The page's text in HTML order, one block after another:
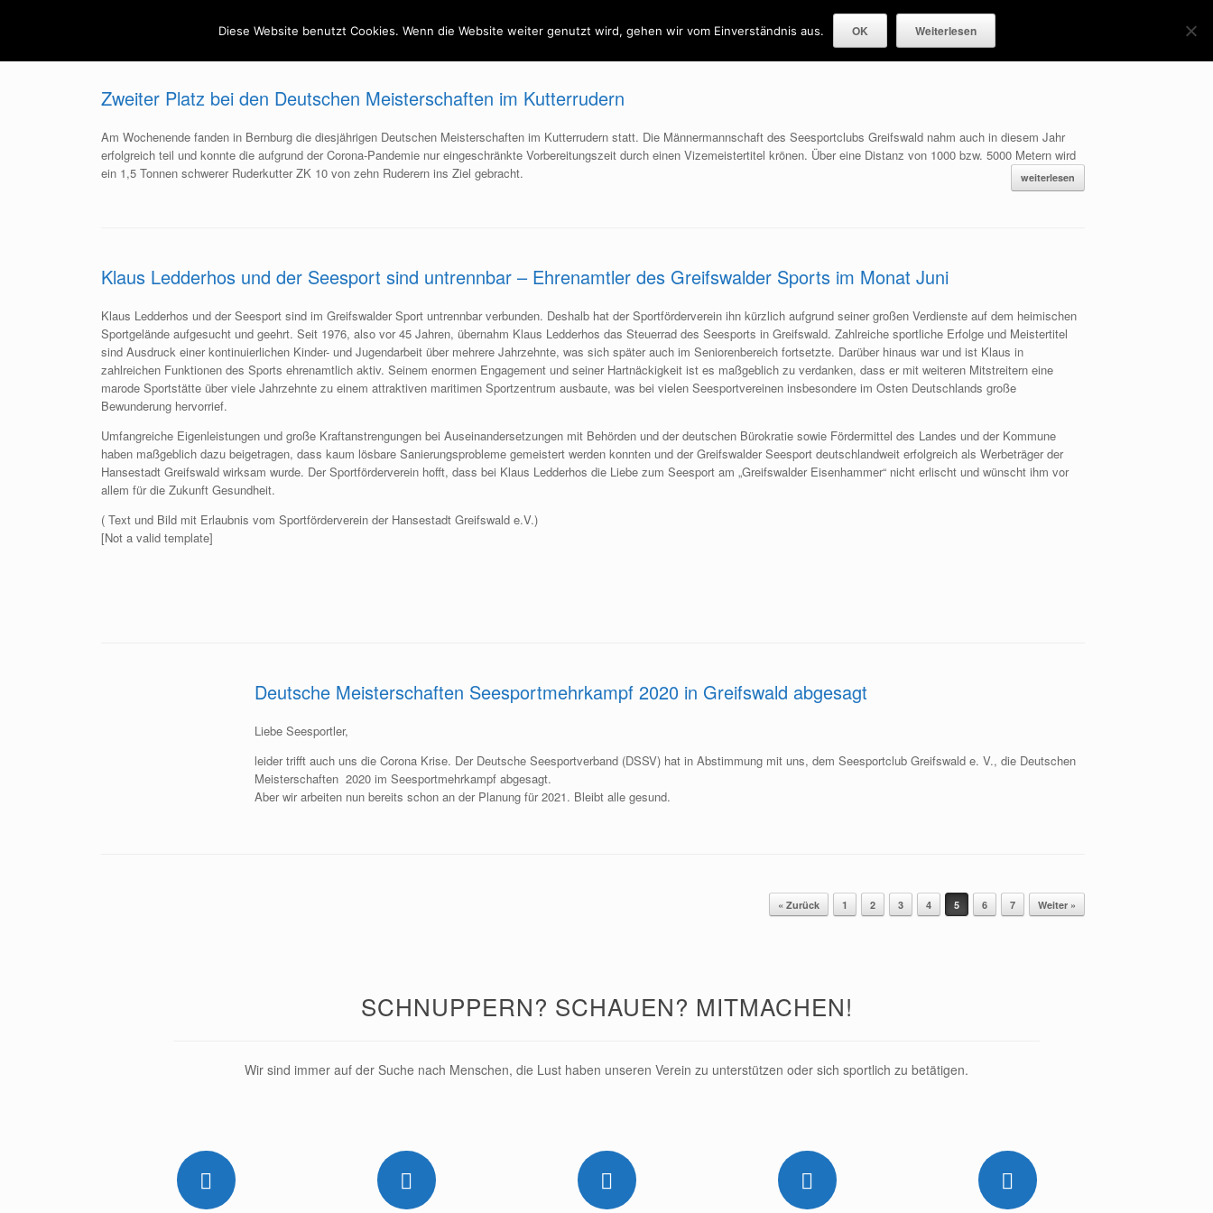
Projekte Kontakt
Zweiter Platz bei den Deutschen Meisterschaften im Kutterrudern
Am Wochenende fanden in Bernburg die diesjährigen Deutschen Meisterschaften im Kutterrudern statt. Die Männermannschaft des Seesportclubs Greifswald nahm auch in diesem Jahr
erfolgreich teil und konnte die aufgrund der Corona-Pandemie nur eingeschränkte Vorbereitungszeit durch einen Vizemeistertitel krönen. Über eine Distanz von 1000 bzw. 5000 Metern wird
ein 1,5 Tonnen schwerer Ruderkutter ZK 10 von zehn Ruderern ins Ziel gebracht.
weiterlesen
Klaus Ledderhos und der Seesport sind untrennbar – Ehrenamtler des Greifswalder Sports im Monat Juni
Klaus Ledderhos und der Seesport sind im Greifswalder Sport untrennbar verbunden. Deshalb hat der Sportförderverein ihn kürzlich aufgrund seiner großen Verdienste auf dem heimischen
Sportgelände aufgesucht und geehrt. Seit 1976, also vor 45 Jahren, übernahm Klaus Ledderhos das Steuerrad des Seesports in Greifswald. Zahlreiche sportliche Erfolge und Meistertitel
sind Ausdruck einer kontinuierlichen Kinder- und Jugendarbeit über mehrere Jahrzehnte, was sich später auch im Seniorenbereich fortsetzte. Darüber hinaus war und ist Klaus in
zahlreichen Funktionen des Sports ehrenamtlich aktiv. Seinem enormen Engagement und seiner Hartnäckigkeit ist es maßgeblich zu verdanken, dass er mit weiteren Mitstreitern eine
marode Sportstätte über viele Jahrzehnte zu einem attraktiven maritimen Sportzentrum ausbaute, was bei vielen Seesportvereinen insbesondere im Osten Deutschlands große
Bewunderung hervorrief.
Umfangreiche Eigenleistungen und große Kraftanstrengungen bei Auseinandersetzungen mit Behörden und der deutschen Bürokratie sowie Fördermittel des Landes und der Kommune
haben maßgeblich dazu beigetragen, dass kaum lösbare Sanierungsprobleme gemeistert werden konnten und der Greifswalder Seesport deutschlandweit erfolgreich als Werbeträger der
Hansestadt Greifswald wirksam wurde. Der Sportförderverein hofft, dass bei Klaus Ledderhos die Liebe zum Seesport am „Greifswalder Eisenhammer“ nicht erlischt und wünscht ihm vor
allem für die Zukunft Gesundheit.
( Text und Bild mit Erlaubnis vom Sportförderverein der Hansestadt Greifswald e.V.)
[Not a valid template]
Deutsche Meisterschaften Seesportmehrkampf 2020 in Greifswald abgesagt
Liebe Seesportler,
leider trifft auch uns die Corona Krise. Der Deutsche Seesportverband (DSSV) hat in Abstimmung mit uns, dem Seesportclub Greifswald e. V., die Deutschen
Meisterschaften 2020 im Seesportmehrkampf abgesagt.
Aber wir arbeiten nun bereits schon an der Planung für 2021. Bleibt alle gesund.
« Zurück 1 2 3 4 5 6 7 Weiter »
SCHNUPPERN? SCHAUEN? MITMACHEN!
Wir sind immer auf der Suche nach Menschen, die Lust haben unseren Verein zu unterstützen oder sich sportlich zu betätigen.
Diese Website benutzt Cookies. Wenn die Website weiter genutzt wird, gehen wir vom Einverständnis aus. OK Weiterlesen